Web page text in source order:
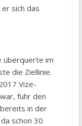
sich das
überquerte im
die Ziellinie.
Vize-
fuhr den
in der
schon 30